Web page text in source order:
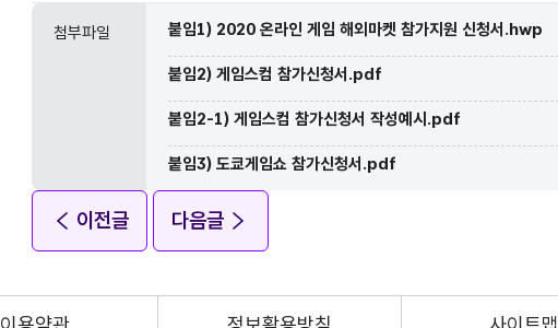
첨부파일 붙임1) 2020 온라인 게임 해외마켓 참가지원 신청서.hwp
붙임2) 게임스컴 참가신청서.pdf
붙임2-1) 게임스컴 참가신청서 작성예시.pdf
붙임3) 도쿄게임쇼 참가신청서.pdf
이전글 다음글